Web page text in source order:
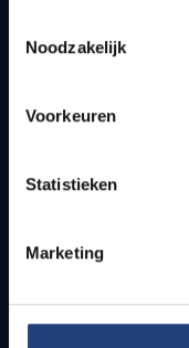
Noodzakelijk
Voorkeuren
Statistieken
Marketing
Quick links
How to get